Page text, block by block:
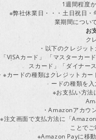
1週間程度
※弊社休業日・・・土日祝日・
業期間につい
お
ク
・以下のクレジッ
「VISAカード」 「マスターカー
スカード」「ダイナー
※カードの種類はクレジットカ
ードの種類を入
※お支払い方法
・Amazonアカウ
※注文画面で支払方法に「
ことでご
※Amazon Payに移